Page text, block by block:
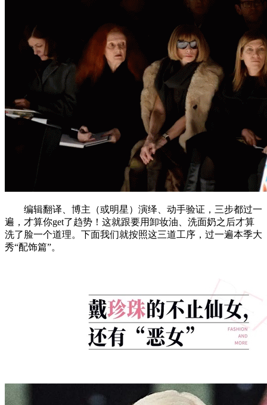
编辑翻译、博主（或明星）演绎、动手验证，三步都过一
遍，才算你get了趋势！这就跟要用卸妆油、洗面奶之后才算
洗了脸一个道理。下面我们就按照这三道工序，过一遍本季大
秀“配饰篇”。